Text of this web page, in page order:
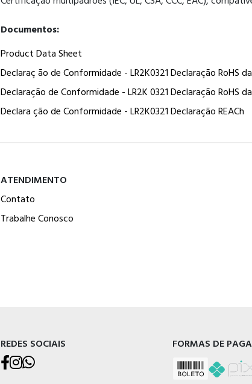
Documentos:
Product Data Sheet
Declaraç ão de Conformidade - LR2K0321 Declaração RoHS
Declaração de Conformidade - LR2K 0321 Declaração RoHS
Declara ção de Conformidade - LR2K0321 Declaração REACh
ATENDIMENTO
Contato
Trabalhe Conosco
REDES SOCIAIS FORMAS DE